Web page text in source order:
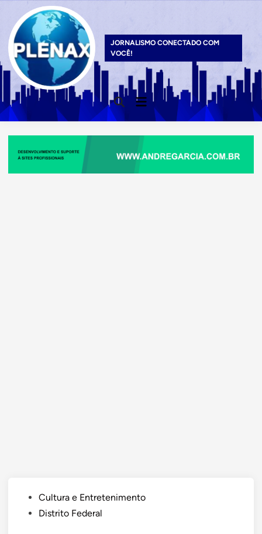
content
JORNALISMO CONECTADO COM
VOCÊ!
Open
Search
Main
Menu
PostedCultura e Entretenimento
Distrito Federal